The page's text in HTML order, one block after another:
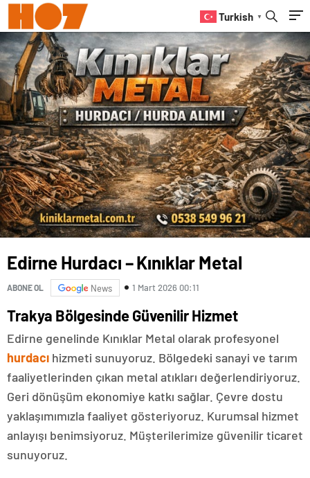
Turkish ▼
Edirne Hurdacı – Kınıklar Metal
ABONE OL News 1 Mart 2026 00:11
Trakya Bölgesinde Güvenilir Hizmet
Edirne genelinde Kınıklar Metal olarak profesyonel
hurdacı hizmeti sunuyoruz. Bölgedeki sanayi ve tarım
faaliyetlerinden çıkan metal atıkları değerlendiriyoruz.
Geri dönüşüm ekonomiye katkı sağlar. Çevre dostu
yaklaşımımızla faaliyet gösteriyoruz. Kurumsal hizmet
anlayışı benimsiyoruz. Müşterilerimize güvenilir ticaret
sunuyoruz.